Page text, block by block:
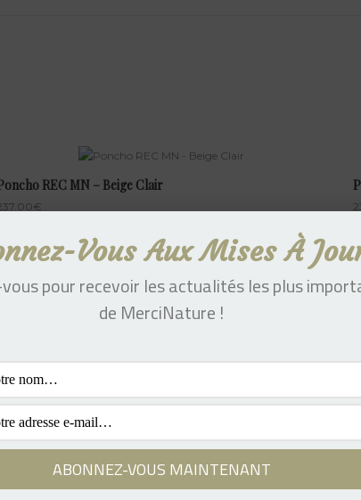
REC MN – Beige Clair
€
Châle 4 EN 1 MN – Vert Clair
4 en 1 – Bleu Jeans
€
Vous Aux Mises À
pour recevoir les actualités les plus
de MerciNature !